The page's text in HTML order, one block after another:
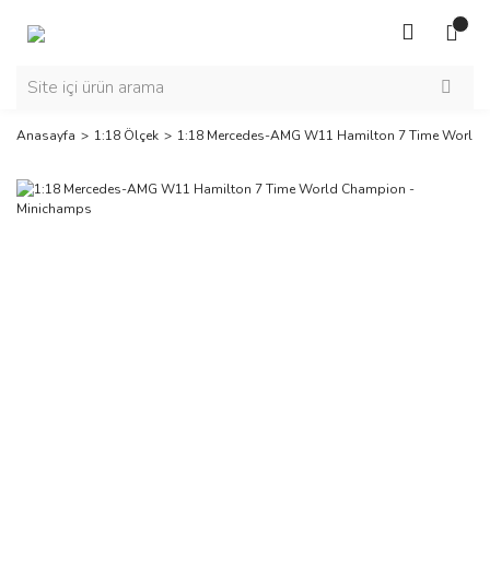
Anasayfa 1:18 Ölçek 1:18 Mercedes-AMG W11 Hamilton 7 Time World